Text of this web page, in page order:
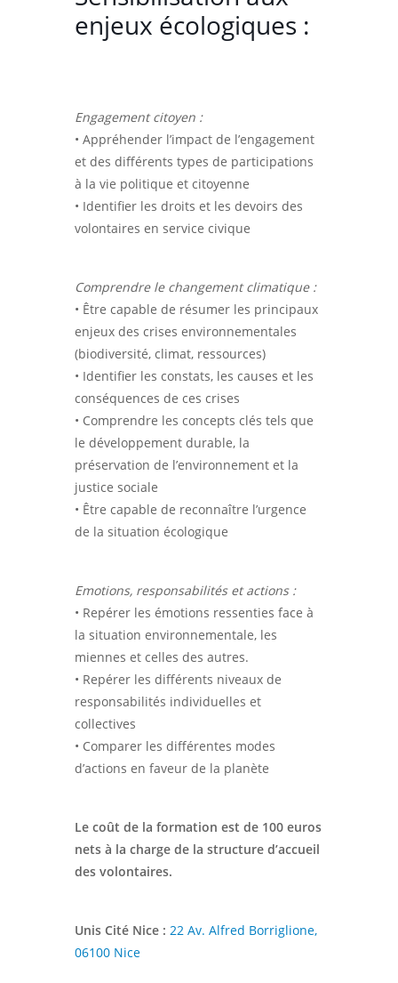
enjeux écologiques :
Engagement citoyen :
• Appréhender l’impact de l’engagement
et des différents types de participations
à la vie politique et citoyenne
• Identifier les droits et les devoirs des
volontaires en service civique
Comprendre le changement climatique :
• Être capable de résumer les principaux
enjeux des crises environnementales
(biodiversité, climat, ressources)
• Identifier les constats, les causes et les
conséquences de ces crises
• Comprendre les concepts clés tels que
le développement durable, la
préservation de l’environnement et la
justice sociale
• Être capable de reconnaître l’urgence
de la situation écologique
Emotions, responsabilités et actions :
• Repérer les émotions ressenties face à
la situation environnementale, les
miennes et celles des autres.
• Repérer les différents niveaux de
responsabilités individuelles et
collectives
• Comparer les différentes modes
d’actions en faveur de la planète
Le coût de la formation est de 100 euros
nets à la charge de la structure d’accueil
des volontaires.
Unis Cité Nice : 22 Av. Alfred Borriglione,
06100 Nice